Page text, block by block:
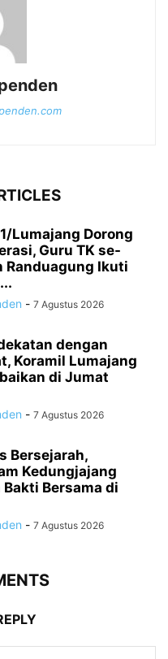
Lumajang Dorong
Guru TK se-
Randuagung Ikuti
- 7 Agustus 2026
dengan
Koramil Lumajang
di Jumat
- 7 Agustus 2026
Bersejarah,
Kedungjajang
Bakti Bersama di
- 7 Agustus 2026